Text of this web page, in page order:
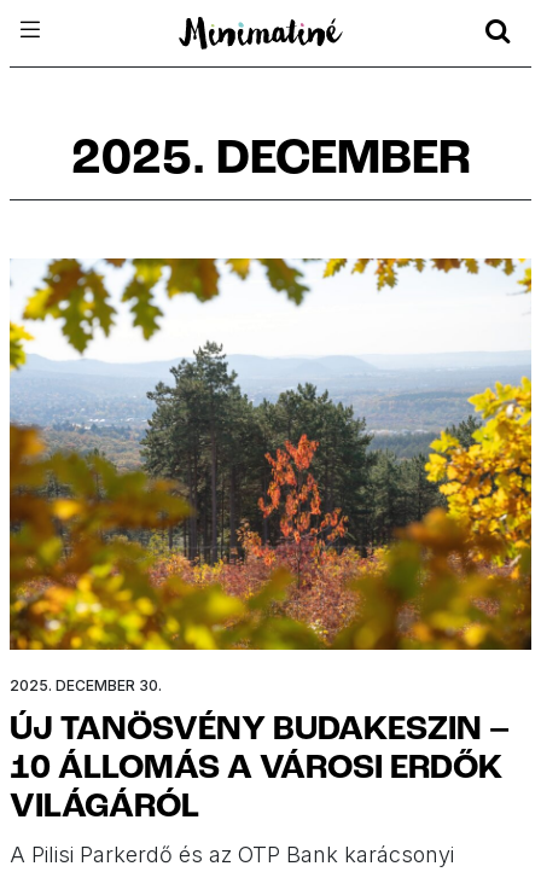
2025. DECEMBER
2025. DECEMBER 30.
ÚJ TANÖSVÉNY BUDAKESZIN –
10 ÁLLOMÁS A VÁROSI ERDŐK
VILÁGÁRÓL
A Pilisi Parkerdő és az OTP Bank karácsonyi